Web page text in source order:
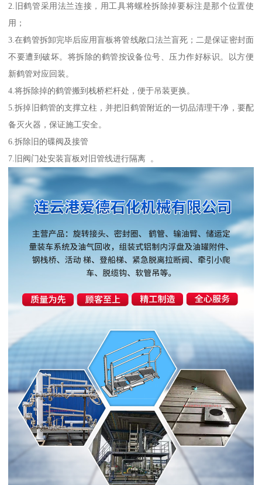
2.旧鹤管采用法兰连接，用工具将螺栓拆除掉要标注是那个位置使
用；
3.在鹤管拆卸完毕后应用盲板将管线敞口法兰盲死；二是保证密封面
不要遭到破坏。将拆除的鹤管按设备位号、压力作好标识。以方便
新鹤管对应回装。
4.将拆除掉的鹤管搬到栈桥栏杆处，便于吊装更换。
5.拆掉旧鹤管的支撑立柱，并把旧鹤管附近的一切品清理干净，要配
备灭火器，保证施工安全。
6.拆除旧的碟阀及接管
7.旧阀门处安装盲板对旧管线进行隔离 。